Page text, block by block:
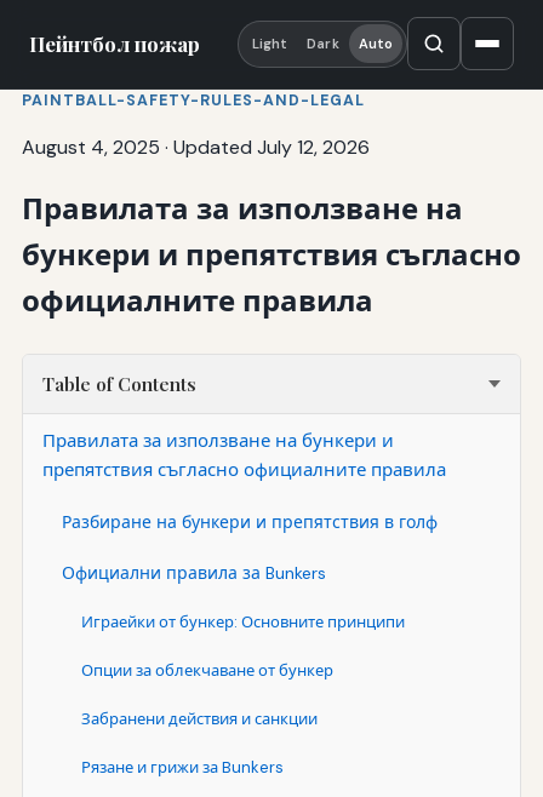
Пейнтбол пожар Light Dark Auto
PAINTBALL-SAFETY-RULES-AND-LEGAL
August 4, 2025 · Updated July 12, 2026
Правилата за използване на
бункери и препятствия съгласно
официалните правила
Table of Contents
Правилата за използване на бункери и
препятствия съгласно официалните правила
Разбиране на бункери и препятствия в голф
Официални правила за Bunkers
Играейки от бункер: Основните принципи
Опции за облекчаване от бункер
Забранени действия и санкции
Рязане и грижи за Bunkers